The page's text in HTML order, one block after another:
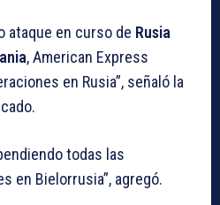
ataque en curso de Rusia
, American Express
en Rusia”, señaló la
todas las
en Bielorrusia”, agregó.